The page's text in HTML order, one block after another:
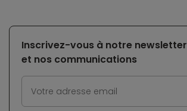
Inscrivez-vous à notre newsletter
et nos communications